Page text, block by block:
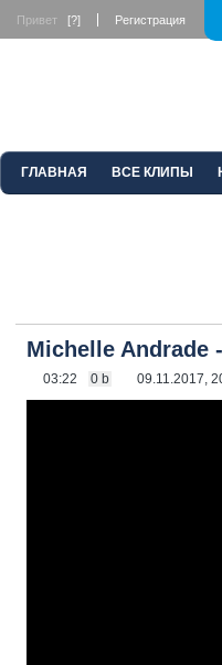
Привет [?] Регистрация
ГЛАВНАЯ ВСЕ КЛИПЫ
Michelle Andrade
03:22 0 b 09.11.2017,